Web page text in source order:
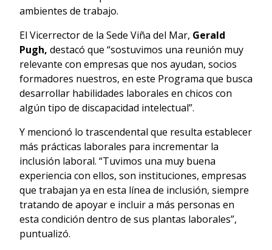
ambientes de trabajo.
El Vicerrector de la Sede Viña del Mar, Gerald
Pugh, destacó que “sostuvimos una reunión muy
relevante con empresas que nos ayudan, socios
formadores nuestros, en este Programa que busca
desarrollar habilidades laborales en chicos con
algún tipo de discapacidad intelectual”.
Y mencionó lo trascendental que resulta establecer
más prácticas laborales para incrementar la
inclusión laboral. “Tuvimos una muy buena
experiencia con ellos, son instituciones, empresas
que trabajan ya en esta línea de inclusión, siempre
tratando de apoyar e incluir a más personas en
esta condición dentro de sus plantas laborales”,
puntualizó.